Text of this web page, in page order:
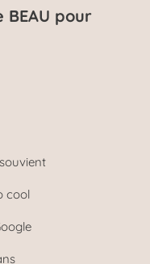
pour
cool